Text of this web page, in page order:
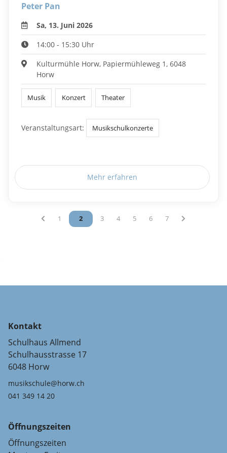
Peter Pan
Sa, 13. Juni 2026
14:00 - 15:30 Uhr
Kulturmühle Horw, Papiermühleweg 1, 6048
Horw
Musik Konzert Theater
Veranstaltungsart: Musikschulkonzerte
Mehr erfahren
Vous êtes sur la page
1 Vous êtes sur la page
2 Vous êtes sur la page
3 Vous êtes sur la page
4 Vous êtes sur la page
5 Vous êtes sur la page
6 Vous êtes sur la
7
Kontakt
Schulhaus Allmend
Schulhausstrasse 17
6048 Horw
musikschule@horw.ch
041 349 14 20
Öffnungszeiten
Öffnungszeiten